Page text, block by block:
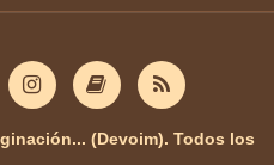
(Devoim). Todos los